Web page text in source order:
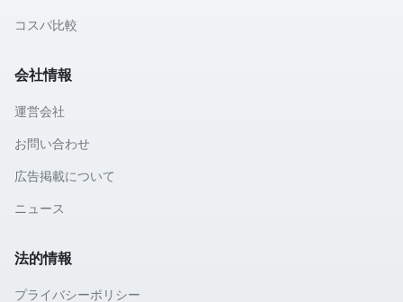
コスパ比較
会社情報
運営会社
お問い合わせ
広告掲載について
ニュース
法的情報
プライバシーポリシー